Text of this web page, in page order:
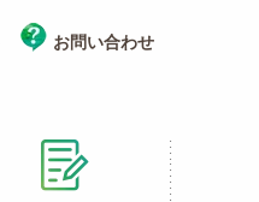
お問い合わせ